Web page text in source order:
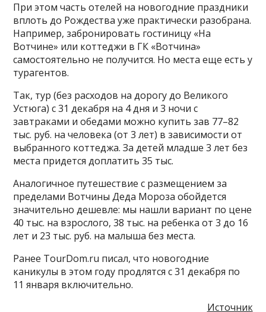
При этом часть отелей на новогодние праздники
вплоть до Рождества уже практически разобрана.
Например, забронировать гостиницу «На
Вотчине» или коттеджи в ГК «Вотчина»
самостоятельно не получится. Но места еще есть у
турагентов.
Так, тур (без расходов на дорогу до Великого
Устюга) с 31 декабря на 4 дня и 3 ночи с
завтраками и обедами можно купить зав 77–82
тыс. руб. на человека (от 3 лет) в зависимости от
выбранного коттеджа. За детей младше 3 лет без
места придется доплатить 35 тыс.
Аналогичное путешествие с размещением за
пределами Вотчины Деда Мороза обойдется
значительно дешевле: мы нашли вариант по цене
40 тыс. на взрослого, 38 тыс. на ребенка от 3 до 16
лет и 23 тыс. руб. на малыша без места.
Ранее TourDom.ru писал, что новогодние
каникулы в этом году продлятся с 31 декабря по
11 января включительно.
Источник